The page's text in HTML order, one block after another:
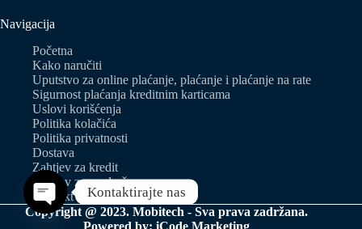
Navigacija
Početna
Kako naručiti
Uputstvo za online plaćanje, plaćanje i plaćanje na rate
Sigurnost plaćanja kreditnim karticama
Uslovi korišćenja
Politika kolačića
Politika privatnosti
Dostava
Zahtjev za kredit
Zahtjev za predračun
Kontakt
Copyright @ 2023. Mobitech - Sva prava zadržana.
Powered by:iCode Marketing
Kontaktirajte nas
Open chaty